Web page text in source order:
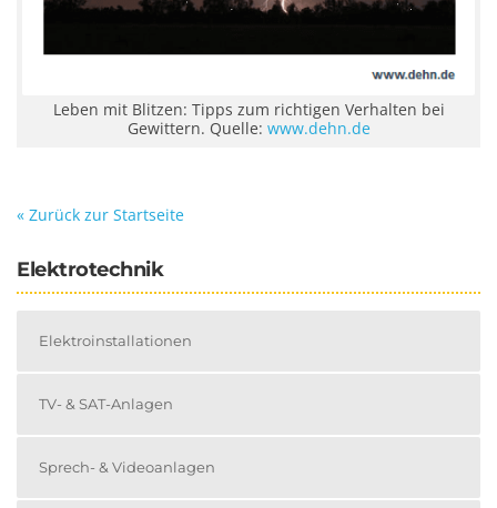
Leben mit Blitzen: Tipps zum richtigen Verhalten bei
Gewittern. Quelle: www.dehn.de
« Zurück zur Startseite
Elektrotechnik
Elektroinstallationen
TV- & SAT-Anlagen
Sprech- & Videoanlagen